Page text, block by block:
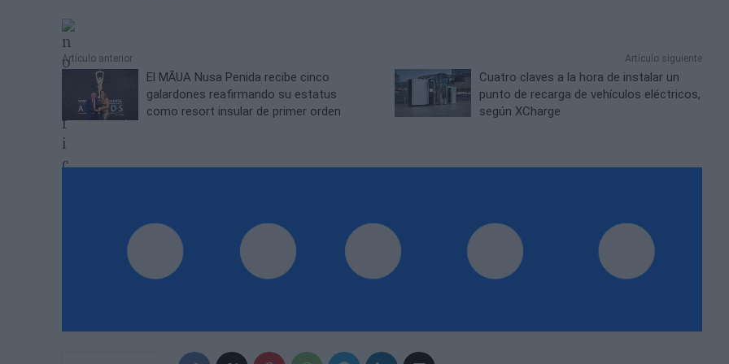
Artículo anterior
El MĀUA Nusa Penida recibe cinco
galardones reafirmando su estatus
como resort insular de primer orden
Artículo siguiente
Cuatro claves a la hora de instalar un
punto de recarga de vehículos eléctricos,
según XCharge